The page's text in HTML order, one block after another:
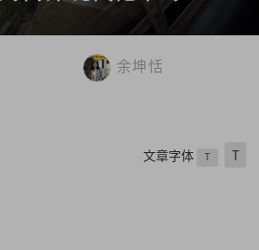
余坤恬
文章字体 T T